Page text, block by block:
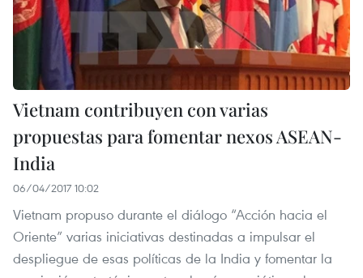
Vietnam contribuyen con varias
propuestas para fomentar nexos ASEAN-
India
06/04/2017 10:02
Vietnam propuso durante el diálogo “Acción hacia el
Oriente” varias iniciativas destinadas a impulsar el
despliegue de esas políticas de la India y fomentar la